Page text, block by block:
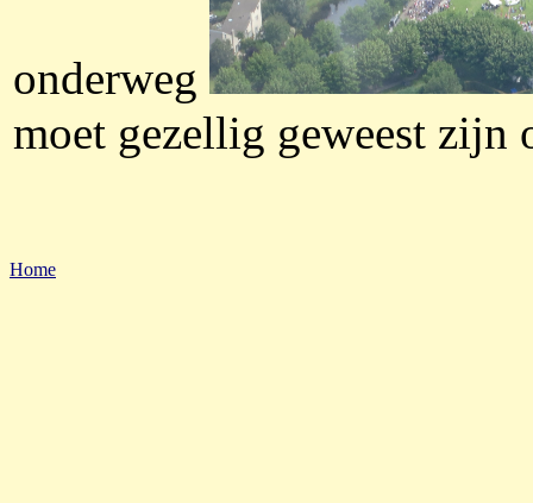
onderweg
moet gezellig geweest zijn
Home